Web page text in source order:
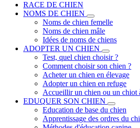
RACE DE CHIEN
NOMS DE CHIEN
Noms de chien femelle
Noms de chien mâle
Idées de noms de chiens
ADOPTER UN CHIEN
Test, quel chien choisir ?
Comment choisir son chien ?
Acheter un chien en élevage
Adopter un chien en refuge
Accueillir un chien ou un chiot
EDUQUER SON CHIEN
Education de base du chien
Apprentissage des ordres du